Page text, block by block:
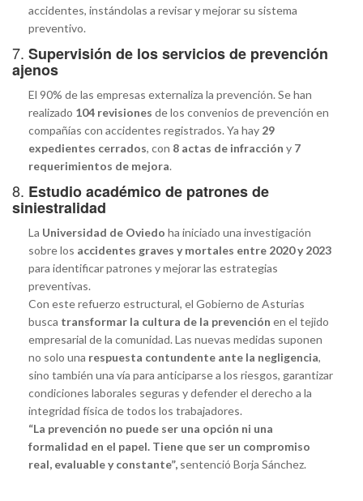
accidentes, instándolas a revisar y mejorar su sistema
preventivo.
7. Supervisión de los servicios de prevención
ajenos
El 90% de las empresas externaliza la prevención. Se han
realizado 104 revisiones de los convenios de prevención en
compañías con accidentes registrados. Ya hay 29
expedientes cerrados, con 8 actas de infracción y 7
requerimientos de mejora.
8. Estudio académico de patrones de
siniestralidad
La Universidad de Oviedo ha iniciado una investigación
sobre los accidentes graves y mortales entre 2020 y 2023
para identificar patrones y mejorar las estrategias
preventivas.
Con este refuerzo estructural, el Gobierno de Asturias
busca transformar la cultura de la prevención en el tejido
empresarial de la comunidad. Las nuevas medidas suponen
no solo una respuesta contundente ante la negligencia,
sino también una vía para anticiparse a los riesgos, garantizar
condiciones laborales seguras y defender el derecho a la
integridad física de todos los trabajadores.
“La prevención no puede ser una opción ni una
formalidad en el papel. Tiene que ser un compromiso
real, evaluable y constante”, sentenció Borja Sánchez.